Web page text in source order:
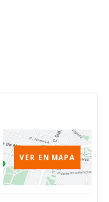
VER EN MAPA